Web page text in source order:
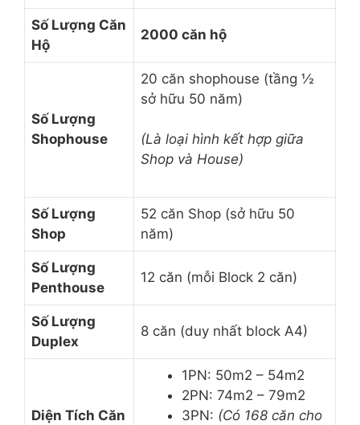
Số Lượng Căn
Hộ
2000 căn hộ
Số Lượng
Shophouse
20 căn shophouse (tầng ½
sở hữu 50 năm)
(Là loại hình kết hợp giữa
Shop và House)
Số Lượng
Shop
52 căn Shop (sở hữu 50
năm)
Số Lượng
Penthouse
12 căn (mỗi Block 2 căn)
Số Lượng
Duplex
8 căn (duy nhất block A4)
Diện Tích Căn
1PN: 50m2 – 54m2
2PN: 74m2 – 79m2
3PN: (Có 168 căn cho